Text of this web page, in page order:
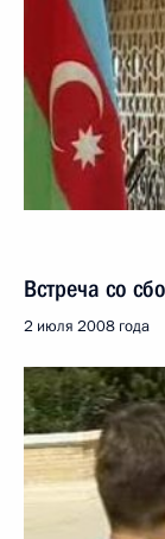
Встреча со
2 июля 2008 года